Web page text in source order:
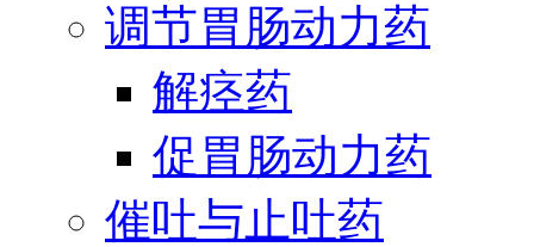
调节胃肠动力药
解痉药
促胃肠动力药
催吐与止吐药